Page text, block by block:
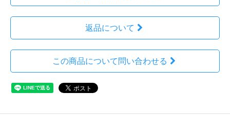
返品について
この商品について問い合わせる